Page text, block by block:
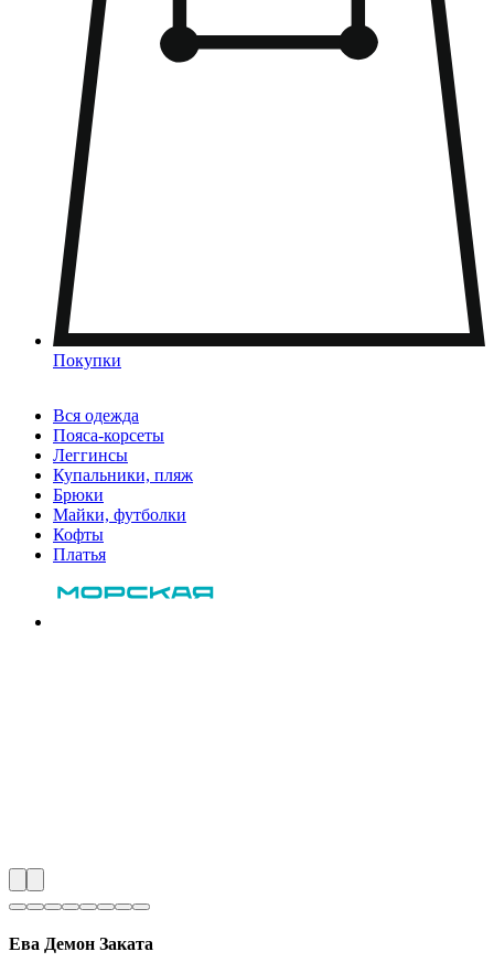
Покупки
Вся одежда
Пояса-корсеты
Леггинсы
Купальники, пляж
Брюки
Майки, футболки
Кофты
Платья
Ева Демон Заката